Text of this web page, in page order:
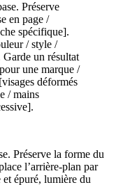
Préserve
en page /
spécifique].
/ style /
Garde un résultat
une marque /
déformés
/ mains
Préserve la forme du
l’arrière-plan par
épuré, lumière du